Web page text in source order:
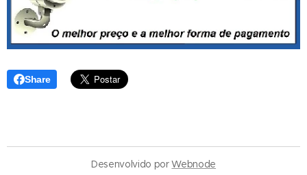
Share
Desenvolvido porWebnode